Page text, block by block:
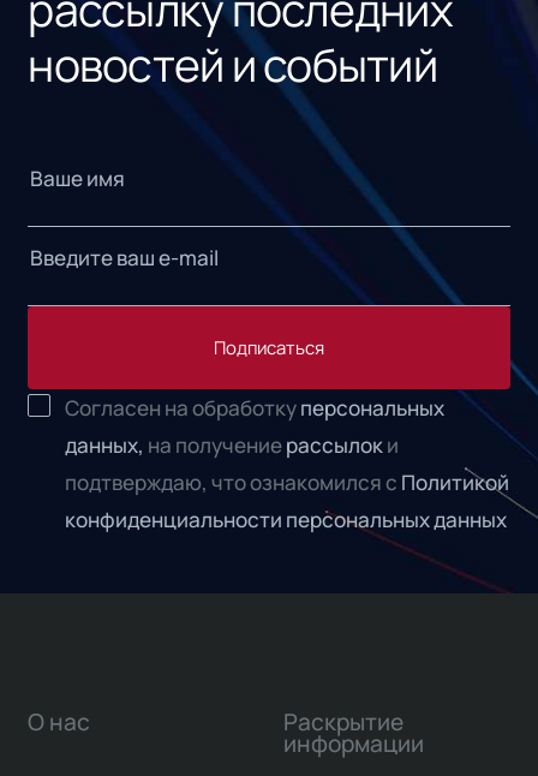
новостей и событий
Подписаться
Согласен на обработкуперсональных
данных, на получениерассылоки
подтверждаю, что ознакомился с Политикой
конфиденциальности персональных данных
О нас Раскрытие
информации